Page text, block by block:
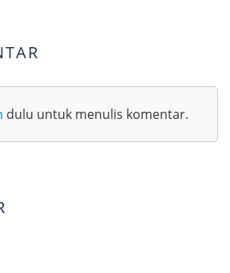
dulu untuk menulis komentar.